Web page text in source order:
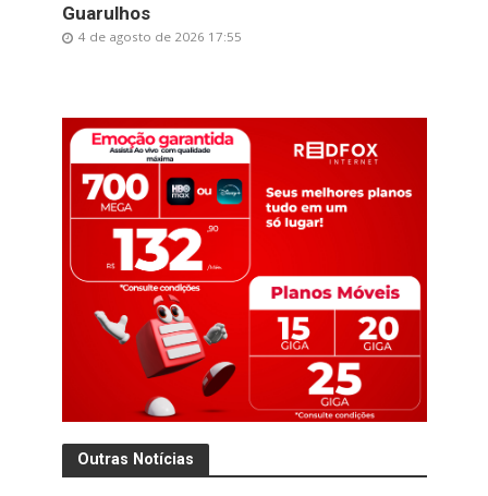
Guarulhos
4 de agosto de 2026 17:55
Outras Notícias